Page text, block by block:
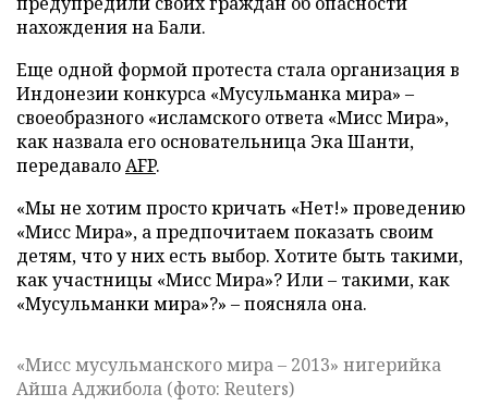
нахождения на Бали.
Еще одной формой протеста стала организация в
Индонезии конкурса «Мусульманка мира» –
своеобразного «исламского ответа «Мисс Мира»,
как назвала его основательница Эка Шанти,
передавалоAFP.
«Мы не хотим просто кричать «Нет!» проведению
«Мисс Мира», а предпочитаем показать своим
детям, что у них есть выбор. Хотите быть такими,
как участницы «Мисс Мира»? Или – такими, как
«Мусульманки мира»?» – поясняла она.
«Мисс мусульманского мира– 2013» нигерийка
Айша Аджибола (фото: Reuters)